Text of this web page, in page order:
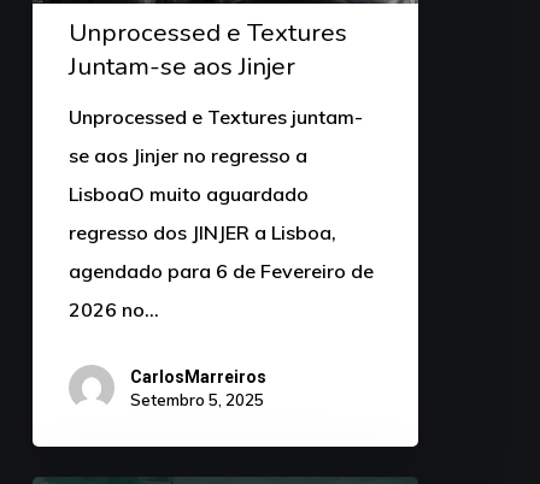
Unprocessed e Textures
Juntam-se aos Jinjer
Unprocessed e Textures juntam-
se aos Jinjer no regresso a
LisboaO muito aguardado
regresso dos JINJER a Lisboa,
agendado para 6 de Fevereiro de
2026 no…
CarlosMarreiros
Setembro 5, 2025